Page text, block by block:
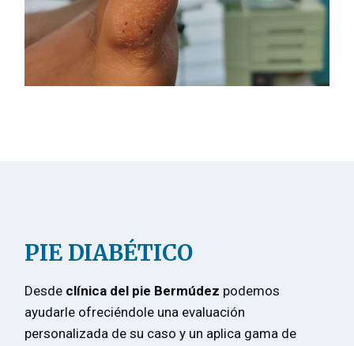
PIE DIABÉTICO
Desde clínica del pie Bermúdez podemos
ayudarle ofreciéndole una evaluación
personalizada de su caso y un aplica gama de